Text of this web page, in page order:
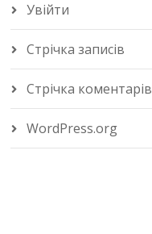
Увійти
Стрічка записів
Стрічка коментарів
WordPress.org